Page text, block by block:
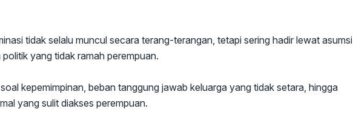
tidak selalu muncul secara terang-terangan, tetapi sering hadir lewat asumsi
yang tidak ramah perempuan.
kepemimpinan, beban tanggung jawab keluarga yang tidak setara, hingga
yang sulit diakses perempuan.